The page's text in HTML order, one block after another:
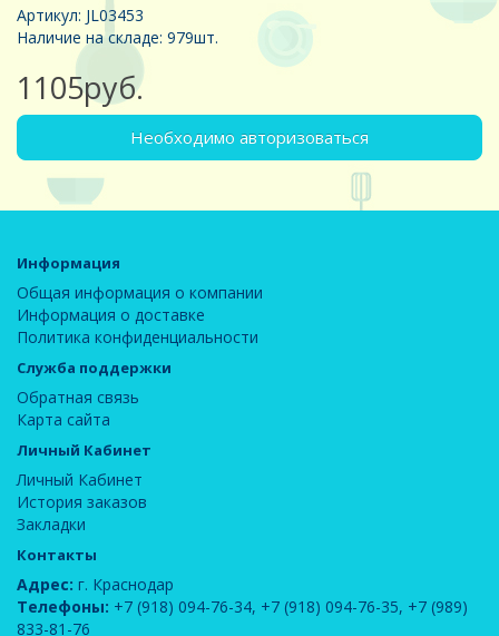
Артикул: JL03453
Наличие на складе: 979шт.
1105руб.
Необходимо авторизоваться
Информация
Общая информация о компании
Информация о доставке
Политика конфиденциальности
Служба поддержки
Обратная связь
Карта сайта
Личный Кабинет
Личный Кабинет
История заказов
Закладки
Контакты
Адрес: г. Краснодар
Телефоны: +7 (918) 094-76-34, +7 (918) 094-76-35, +7 (989)
833-81-76